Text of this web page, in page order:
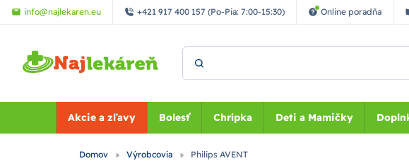
Preskočiť na hlavný obsah
info@najlekaren.eu +421 917 400 157 (Po-Pia: 7:00-15:30) Online poradňa
Akcie a zľavy Bolesť Chrípka Deti a Mamičky
Domov Výrobcovia Philips AVENT